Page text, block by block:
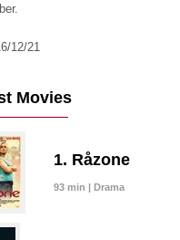
12/21
Movies
1. Råzone
93 min | Drama